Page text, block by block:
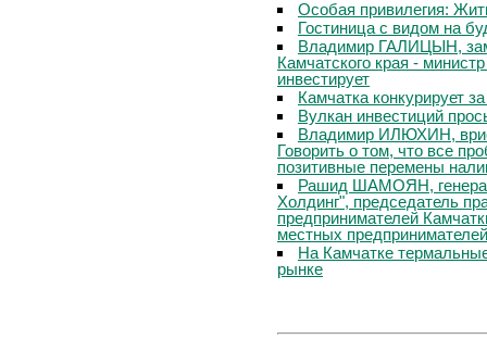
Особая привилегия:
Гостиница с видом на
Владимир ГАЛИЦЫН,
Камчатского края -
инвестирует
Камчатка конкурирует
Вулкан инвестиций
Владимир ИЛЮХИН, врио
Говорить о том, что все
позитивные перемены
Рашид ШАМОЯН,
Холдинг", председатель
предпринимателей
местных предпринимателей
На Камчатке
рынке